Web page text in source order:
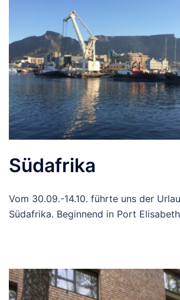
Südafrika
Vom 30.09.-14.10. führte uns der
Südafrika. Beginnend in Port